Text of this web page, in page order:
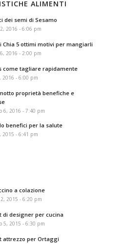
ALIMENTI
dei semi di Sesamo
2016 - 6:06 pm
Chia 5 ottimi motivi per mangiarli
2016 - 2:00 pm
come tagliare rapidamente
2016 - 6:00 pm
proprietà benefiche e
6, 2016 - 7:40 pm
benefici per la salute
2015 - 6:41 pm
a colazione
2015 - 6:20 pm
di designer per cucina
5, 2015 - 6:30 pm
attrezzo per Ortaggi